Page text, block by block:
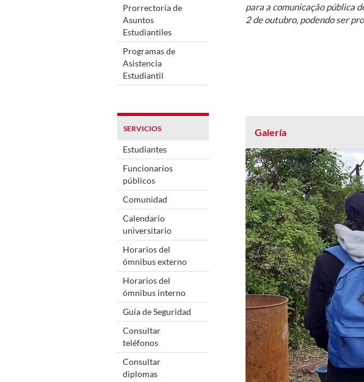
Prorrectoría de
Asuntos
Estudiantiles
Programas de
Asistencia
Estudiantil
SERVICIOS
Estudiantes
Funcionarios
públicos
Comunidad
Calendario
universitario
Horarios del
ómnibus externo
Horarios del
ómnibus interno
Guía de Seguridad
Consultar
teléfonos
Consultar
diplomas
para a comunicação pública
2 de outubro, podendo ser
Galería